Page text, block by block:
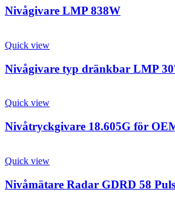
Nivågivare LMP 838W
Quick view
Nivågivare typ dränkbar LMP
Quick view
Nivåtryckgivare 18.605G för
Quick view
Nivåmätare Radar GDRD 58